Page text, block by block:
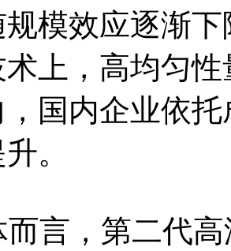
模效应逐渐
术上，高均匀
，国内企业依
。
，第二代高